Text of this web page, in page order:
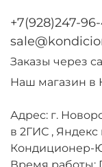
+7(928)247-96-
Заказы через
Наш магазин в
Адрес: г.
в 2ГИС , Яндекс
Кондиционер-